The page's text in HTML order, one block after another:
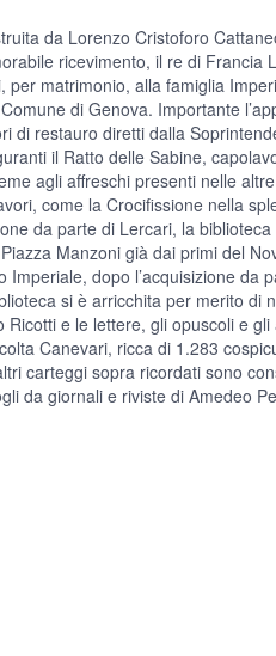
da Lorenzo Cristoforo
ricevimento, il re di Francia
per matrimonio, alla famiglia
di Genova. Importante
di restauro diretti dalla
il Ratto delle Sabine,
agli affreschi presenti nelle
come la Crocifissione nella
da parte di Lercari, la
Manzoni già dai primi del
Imperiale, dopo l’acquisizione da
si è arricchita per merito di
Ricotti e le lettere, gli opuscoli e
Canevari, ricca di 1.283
carteggi sopra ricordati sono
da giornali e riviste di Amedeo